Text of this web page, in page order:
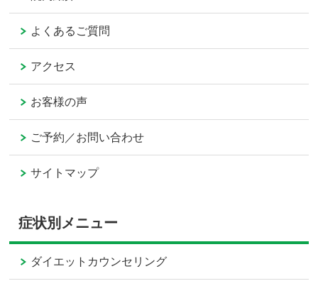
よくあるご質問
アクセス
お客様の声
ご予約／お問い合わせ
サイトマップ
症状別メニュー
ダイエットカウンセリング